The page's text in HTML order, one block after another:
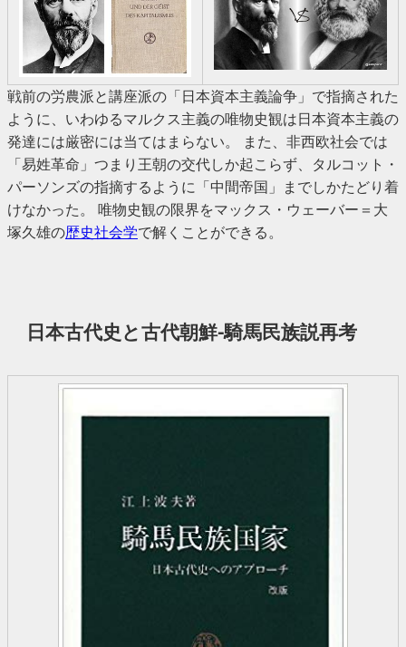
戦前の労農派と講座派の「日本資本主義論争」で指摘された
ように、いわゆるマルクス主義の唯物史観は日本資本主義の
発達には厳密には当てはまらない。 また、非西欧社会では
「易姓革命」つまり王朝の交代しか起こらず、タルコット・
パーソンズの指摘するように「中間帝国」までしかたどり着
けなかった。 唯物史観の限界をマックス・ウェーバー＝大
塚久雄の歴史社会学で解くことができる。
日本古代史と古代朝鮮−騎馬民族説再考